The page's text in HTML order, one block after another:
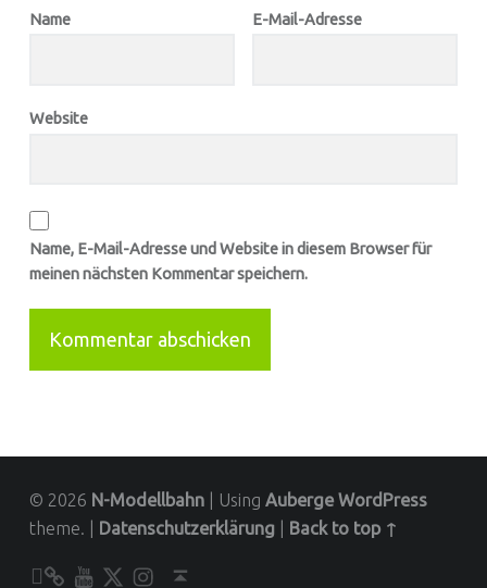
Name E-Mail-Adresse
Website
Name, E-Mail-Adresse und Website in diesem Browser für
meinen nächsten Kommentar speichern.
© 2026 N-Modellbahn Using Auberge WordPress
theme.
Datenschutzerklärung Back to top ↑
Kontakt zu N-Modellbahn.de
Unser YouTube-Kanalfolgt uns auf TwitterBesucht uns bei Instagram